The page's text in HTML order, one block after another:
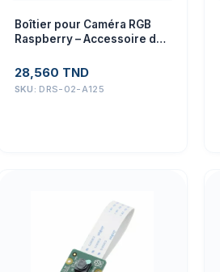
Boîtier pour Caméra RGB
Raspberry – Accessoire de
28,560 TND
SKU: DRS-02-A125